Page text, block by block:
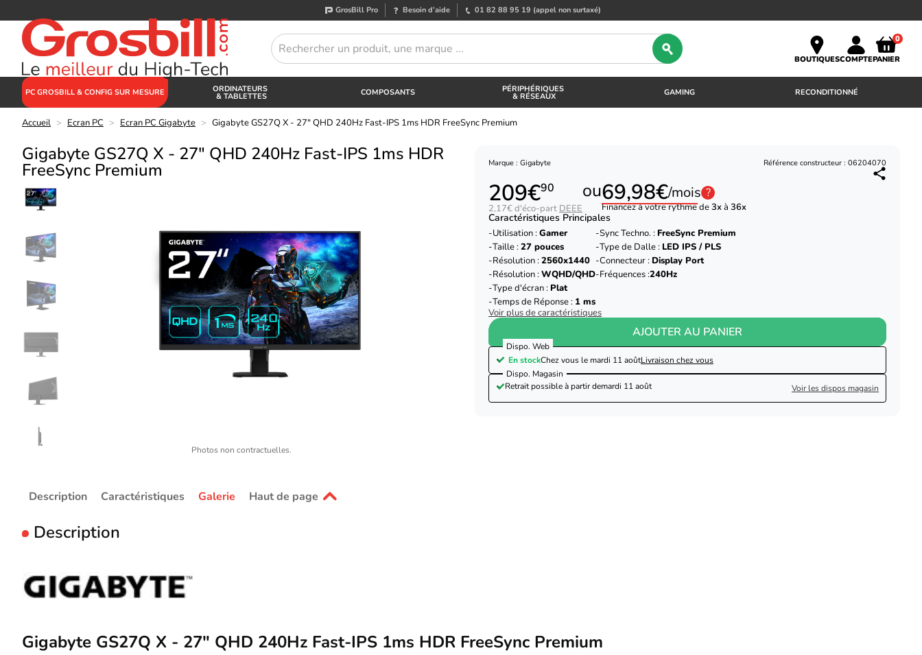
GrosBill Pro Besoin d’aide 01 82 88 95 19 (appel non surtaxé)
BOUTIQUESCOMPTE
0
PANIER
PC GROSBILL & CONFIG SUR MESURE ORDINATEURS
& TABLETTES COMPOSANTS PÉRIPHÉRIQUES
& RÉSEAUX GAMING RECONDITIONNÉ
Accueil > Ecran PC > Ecran PC Gigabyte > Gigabyte GS27Q X - 27" QHD 240Hz Fast-IPS 1ms HDR FreeSync Premium
Gigabyte GS27Q X - 27" QHD 240Hz Fast-IPS 1ms HDR
FreeSync Premium
Photos non contractuelles.
Marque : Gigabyte Référence constructeur : 06204070
209€90
2,17€ d'éco-part DEEE
ou69,98€/mois ?
Financez à votre rythme de3xà 36x
Caractéristiques Principales
Utilisation :Gamer
Taille :27 pouces
Résolution :2560x1440
Résolution :WQHD/QHD
Type d'écran : Plat
Temps de Réponse : 1 ms
Sync Techno. : FreeSync Premium
Type de Dalle : LED IPS / PLS
Connecteur : Display Port
Fréquences :240Hz
Voir plus de caractéristiques
AJOUTER AU PANIER
Dispo. Web
En stockChez vous le mardi 11 aoûtLivraison chez vous
Dispo. Magasin
Retrait possible à partir demardi 11 août Voir les dispos magasin
Description Caractéristiques Galerie Haut de page
Description
Gigabyte GS27Q X - 27" QHD 240Hz Fast-IPS 1ms HDR FreeSync Premium